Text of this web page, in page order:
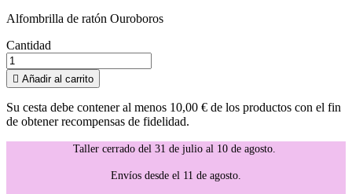
Alfombrilla de ratón Ouroboros
Cantidad
 Añadir al carrito
Su cesta debe contener al menos 10,00 € de los productos con el fin
de obtener recompensas de fidelidad.
Taller cerrado del 31 de julio al 10 de agosto.
Envíos desde el 11 de agosto.